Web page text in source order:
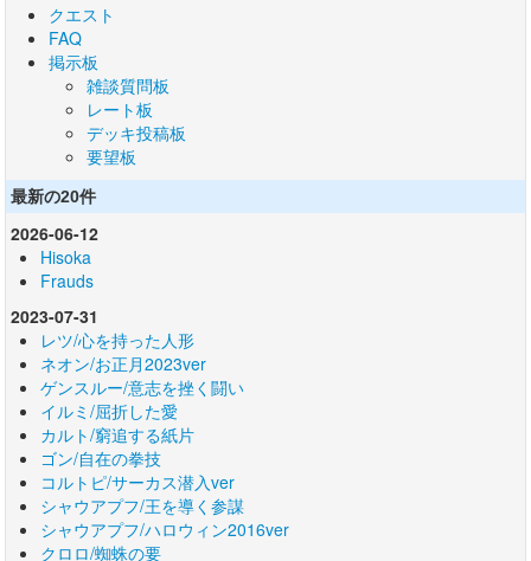
クエスト
FAQ
掲示板
雑談質問板
レート板
デッキ投稿板
要望板
最新の20件
2026-06-12
Hisoka
Frauds
2023-07-31
レツ/心を持った人形
ネオン/お正月2023ver
ゲンスルー/意志を挫く闘い
イルミ/屈折した愛
カルト/窮追する紙片
ゴン/自在の拳技
コルトピ/サーカス潜入ver
シャウアプフ/王を導く参謀
シャウアプフ/ハロウィン2016ver
クロロ/蜘蛛の要